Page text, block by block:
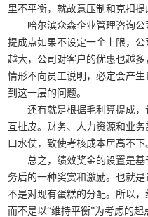
里不平衡，就故意压制和克扣提
哈尔滨众森企业管理咨询公
提成点如果不设定一个上限，
越大，公司对客户的优惠也越
情形不向员工说明，必定会产
到这一层的问题。
还有就是根据毛利算提成
互扯皮。财务、人力资源和业
口水仗，致使考核成本居高不下
总之，绩效奖金的设置是
务后的一种奖赏和激励。也就
不是对现有蛋糕的分配。所以，
而不是以“维持平衡”为考虑的